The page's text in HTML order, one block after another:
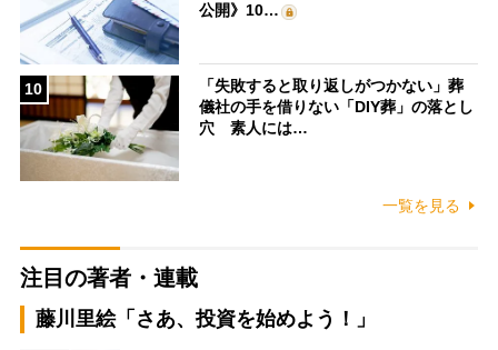
公開》10…
10
「失敗すると取り返しがつかない」葬
儀社の手を借りない「DIY葬」の落とし
穴 素人には…
一覧を見る
注目の著者・連載
藤川里絵「さあ、投資を始めよう！」